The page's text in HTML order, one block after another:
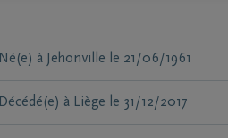
Né(e) à Jehonville le 21/06/1961
Décédé(e) à Liège le 31/12/2017